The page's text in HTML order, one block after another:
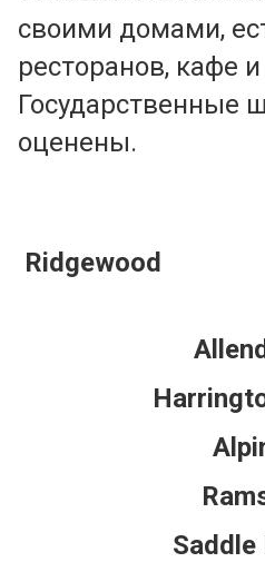
своими домами,
ресторанов, кафе
Государственные
оценены.
Saddle